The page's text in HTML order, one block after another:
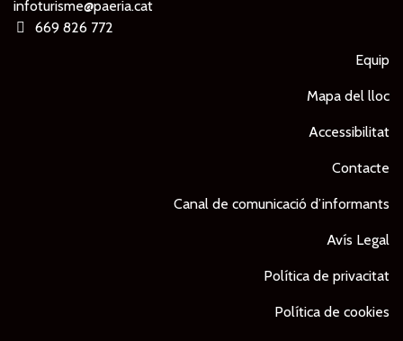
infoturisme@paeria.cat
669 826 772
Equip
Mapa del lloc
Accessibilitat
Contacte
Canal de comunicació d’informants
Avís Legal
Política de privacitat
Política de cookies